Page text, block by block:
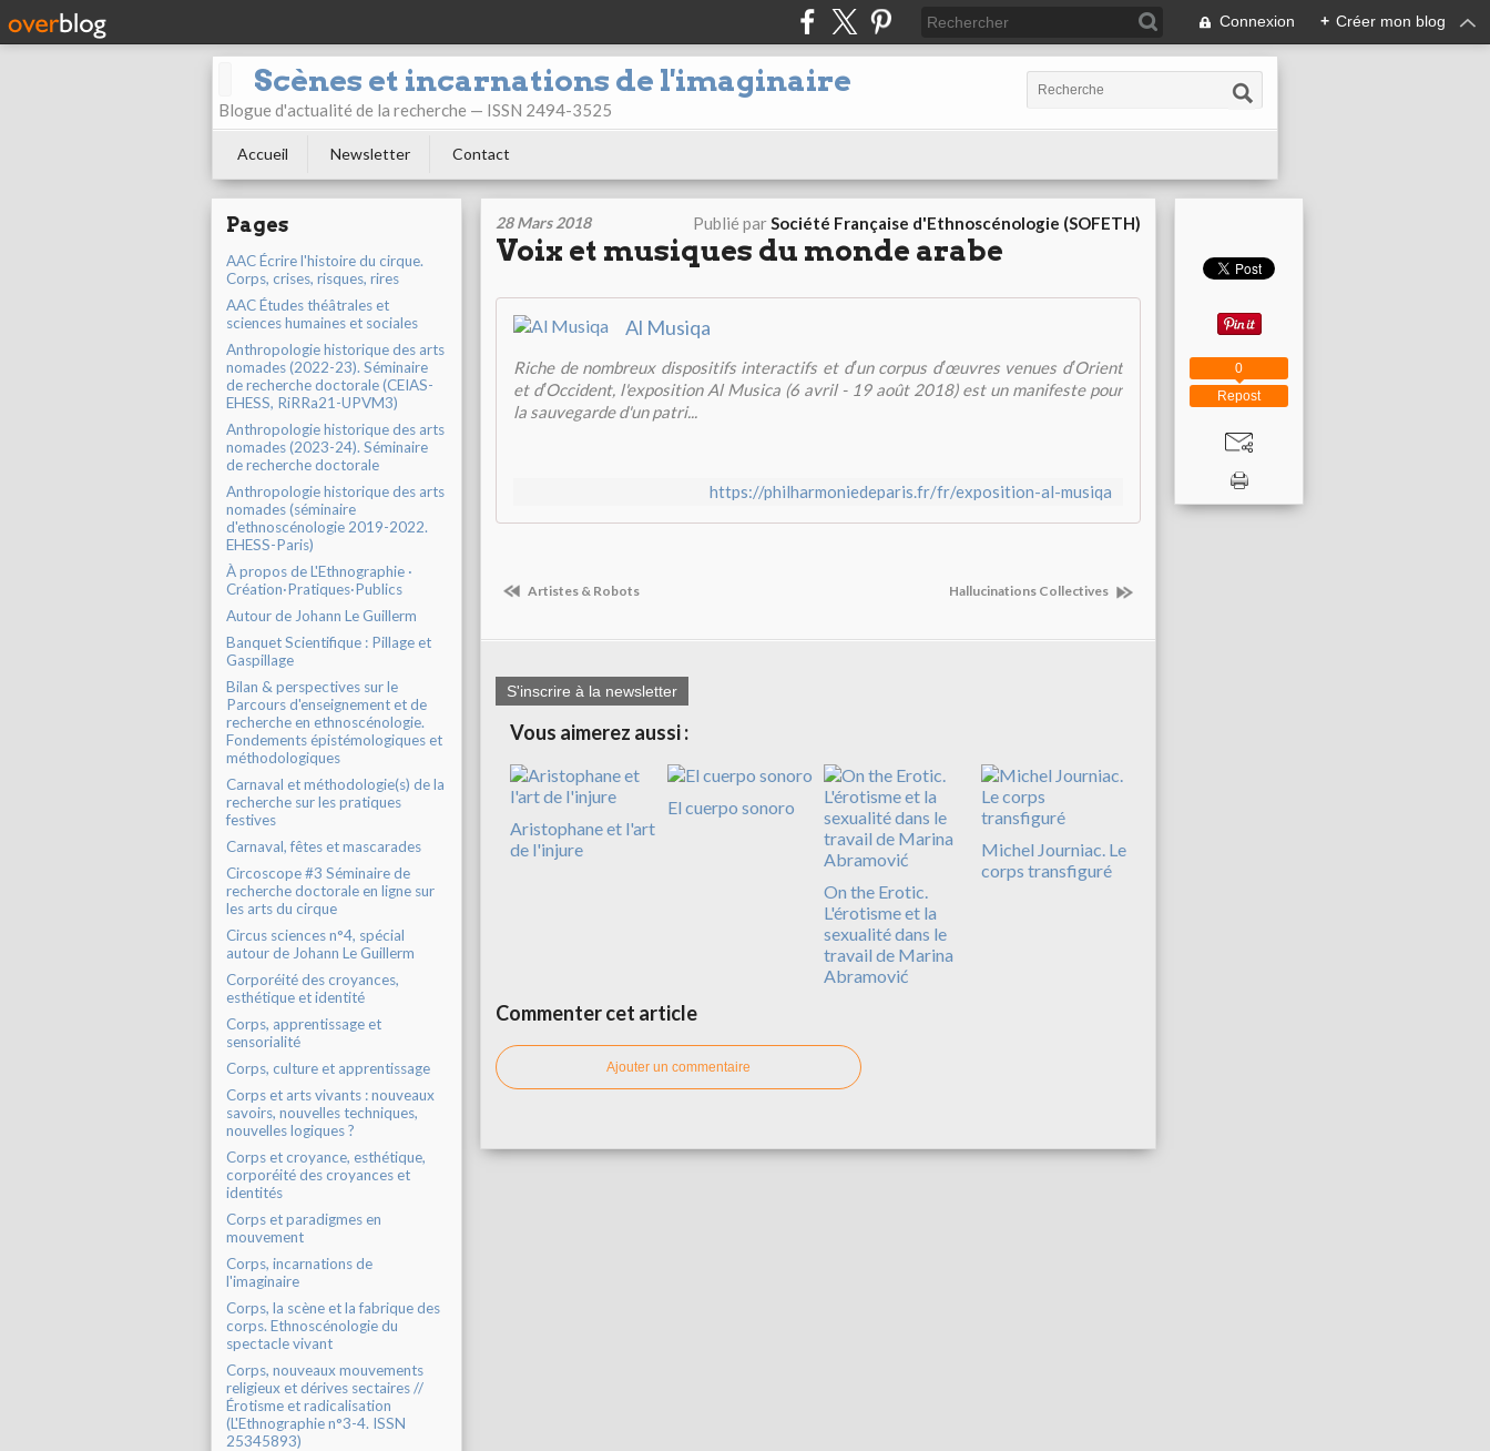
Connexion + Créer mon blog
Scènes et incarnations de l'imaginaire
Blogue d'actualité de la recherche — ISSN 2494-3525
Accueil Newsletter Contact
Pages
AAC Écrire l'histoire du cirque.
Corps, crises, risques, rires
AAC Études théâtrales et
sciences humaines et sociales
Anthropologie historique des arts
nomades (2022-23). Séminaire
de recherche doctorale (CEIAS-
EHESS, RiRRa21-UPVM3)
Anthropologie historique des arts
nomades (2023-24). Séminaire
de recherche doctorale
Anthropologie historique des arts
nomades (séminaire
d'ethnoscénologie 2019-2022.
EHESS-Paris)
À propos de L'Ethnographie ·
Création·Pratiques·Publics
Autour de Johann Le Guillerm
Banquet Scientifique : Pillage et
Gaspillage
Bilan & perspectives sur le
Parcours d'enseignement et de
recherche en ethnoscénologie.
Fondements épistémologiques et
méthodologiques
Carnaval et méthodologie(s) de la
recherche sur les pratiques
festives
Carnaval, fêtes et mascarades
Circoscope #3 Séminaire de
recherche doctorale en ligne sur
les arts du cirque
Circus sciences n°4, spécial
autour de Johann Le Guillerm
Corporéité des croyances,
esthétique et identité
Corps, apprentissage et
sensorialité
Corps, culture et apprentissage
Corps et arts vivants : nouveaux
savoirs, nouvelles techniques,
nouvelles logiques ?
Corps et croyance, esthétique,
corporéité des croyances et
identités
Corps et paradigmes en
mouvement
Corps, incarnations de
l'imaginaire
Corps, la scène et la fabrique des
corps. Ethnoscénologie du
spectacle vivant
Corps, nouveaux mouvements
religieux et dérives sectaires //
Érotisme et radicalisation
(L'Ethnographie n°3-4. ISSN
25345893)
28 Mars 2018 Publié parSociété Française d'Ethnoscénologie (SOFETH)
Voix et musiques du monde arabe
Al Musiqa
Riche de nombreux dispositifs interactifs et dʼun corpus dʼœuvres venues dʼOrient
et dʼOccident, l'exposition Al Musica (6 avril - 19 août 2018) est un manifeste pour
la sauvegarde d'un patri...
https://philharmoniedeparis.fr/fr/exposition-al-musiqa
Artistes & Robots Hallucinations Collectives
S'inscrire à la newsletter
Vous aimerez aussi :
Aristophane et l'art
de l'injure
El cuerpo sonoro
On the Erotic.
L'érotisme et la
sexualité dans le
travail de Marina
Abramović
Michel Journiac. Le
corps transfiguré
Commenter cet article
Ajouter un commentaire
Repost
0